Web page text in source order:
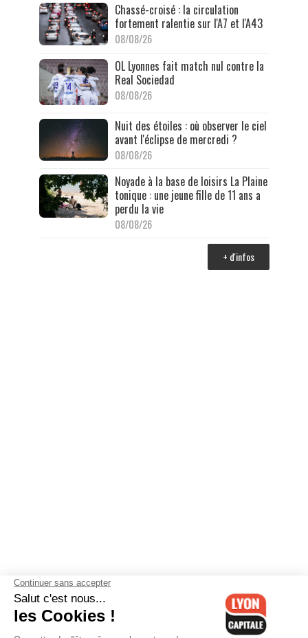
Chassé-croisé : la circulation
fortement ralentie sur l'A7 et l'A43
08/08/26
OL Lyonnes fait match nul contre la
Real Sociedad
08/08/26
Nuit des étoiles : où observer le ciel
avant l'éclipse de mercredi ?
08/08/26
Noyade à la base de loisirs La Plaine
tonique : une jeune fille de 11 ans a
perdu la vie
08/08/26
+ d'infos